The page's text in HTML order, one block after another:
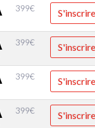
399€ S'inscrire
399€ S'inscrire
399€ S'inscrire
399€ S'inscrire